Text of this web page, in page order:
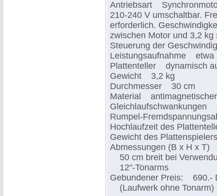
Antriebsart
210-240 V umschaltbar.
erforderlich.
zwischen Motor und 3,2
Steuerung der
Leistungsaufnahme etwa
Plattenteller dynamisch
Gewicht 3,2 kg
Durchmesser 30 cm
Material
Gleichlaufschwankungen
Rumpel-
Hochlaufzeit des
Gewicht des
Abmessungen (B x H x
50 cm breit bei
12"-Tonarms
Gebundener Preis: 690.-
(Laufwerk ohne Tonarm)